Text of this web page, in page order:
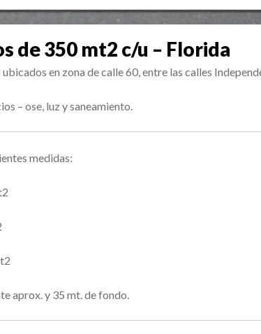
de 350 mt2 c/u – Florida
en zona de calle 60, entre las calles
– ose, luz y saneamiento.
medidas:
aprox. y 35 mt. de fondo.